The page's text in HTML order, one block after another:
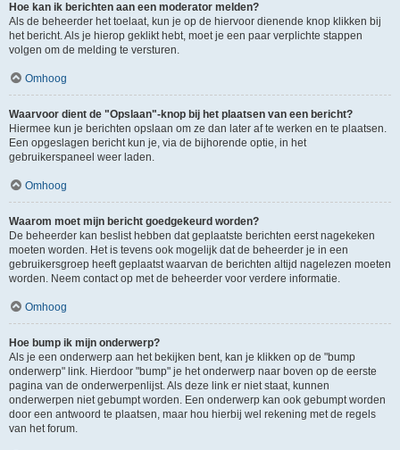
Hoe kan ik berichten aan een moderator melden?
Als de beheerder het toelaat, kun je op de hiervoor dienende knop klikken bij
het bericht. Als je hierop geklikt hebt, moet je een paar verplichte stappen
volgen om de melding te versturen.
Omhoog
Waarvoor dient de "Opslaan"-knop bij het plaatsen van een bericht?
Hiermee kun je berichten opslaan om ze dan later af te werken en te plaatsen.
Een opgeslagen bericht kun je, via de bijhorende optie, in het
gebruikerspaneel weer laden.
Omhoog
Waarom moet mijn bericht goedgekeurd worden?
De beheerder kan beslist hebben dat geplaatste berichten eerst nagekeken
moeten worden. Het is tevens ook mogelijk dat de beheerder je in een
gebruikersgroep heeft geplaatst waarvan de berichten altijd nagelezen moeten
worden. Neem contact op met de beheerder voor verdere informatie.
Omhoog
Hoe bump ik mijn onderwerp?
Als je een onderwerp aan het bekijken bent, kan je klikken op de "bump
onderwerp" link. Hierdoor "bump" je het onderwerp naar boven op de eerste
pagina van de onderwerpenlijst. Als deze link er niet staat, kunnen
onderwerpen niet gebumpt worden. Een onderwerp kan ook gebumpt worden
door een antwoord te plaatsen, maar hou hierbij wel rekening met de regels
van het forum.